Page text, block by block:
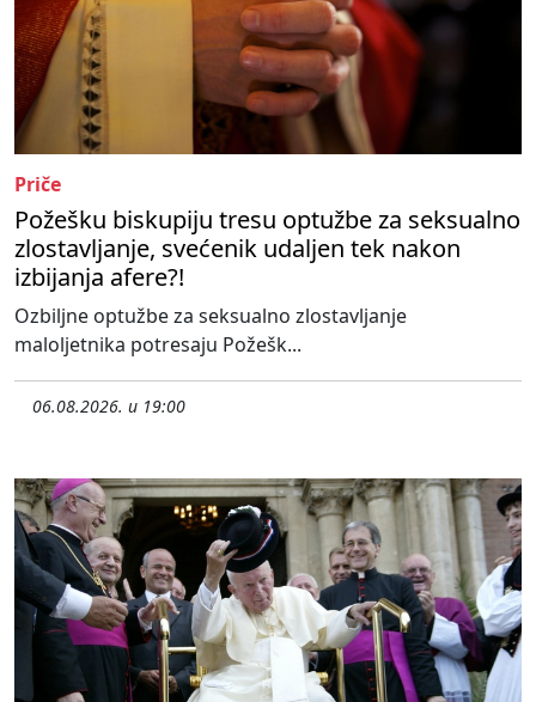
Priče
Požešku biskupiju tresu optužbe za seksualno
zlostavljanje, svećenik udaljen tek nakon
izbijanja afere?!
Ozbiljne optužbe za seksualno zlostavljanje
maloljetnika potresaju Požešk...
06.08.2026. u 19:00